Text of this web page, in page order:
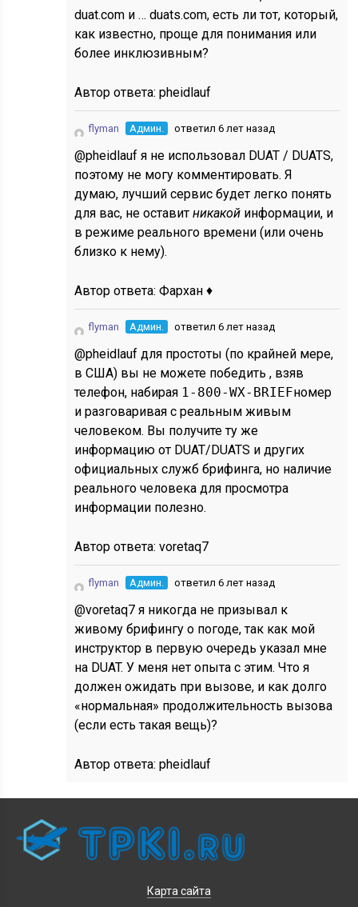
duat.com и … duats.com, есть ли тот, который,
как известно, проще для понимания или
более инклюзивным?
Автор ответа:pheidlauf
flyman Админ. ответил 6 лет назад
@pheidlauf я не использовал DUAT / DUATS,
поэтому не могу комментировать. Я
думаю, лучший сервис будет легко понять
для вас, не оставитникакой информации, и
в режиме реального времени (или очень
близко к нему).
Автор ответа:Фархан ♦
flyman Админ. ответил 6 лет назад
@pheidlauf для простоты (по крайней мере,
в США) вы не можете победить , взяв
телефон, набирая 1-800-WX-BRIEFномер
и разговаривая с реальным живым
человеком. Вы получите ту же
информацию от DUAT/DUATS и других
официальных служб брифинга, но наличие
реального человека для просмотра
информации полезно.
Автор ответа:voretaq7
flyman Админ. ответил 6 лет назад
@voretaq7 я никогда не призывал к
живому брифингу о погоде, так как мой
инструктор в первую очередь указал мне
на DUAT. У меня нет опыта с этим. Что я
должен ожидать при вызове, и как долго
«нормальная» продолжительность вызова
(если есть такая вещь)?
Автор ответа:pheidlauf
Карта сайта